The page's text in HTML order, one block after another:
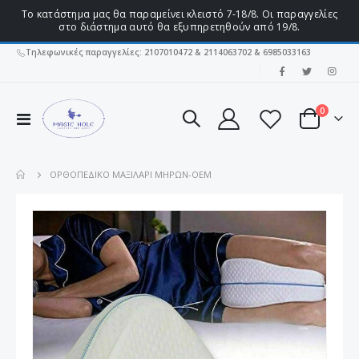
Το κατάστημα μας θα παραμείνει κλειστό 7-18/8. Οι παραγγελίες
στο διάστημα αυτό θα εξυπηρετηθούν από 19/8.
Τηλεφωνικές παραγγελίες: 2107010472 & 2114063702 & 6985033163
Εναλλαγή
Πλοήγησης
Cart
0
ΟΡΘΟΠΕΔΙΚΌ ΜΑΞΙΛΆΡΙ ΜΗΡΏΝ-OEM
Μετάβαση
στο
τέλος
της
συλλογής
εικόνων